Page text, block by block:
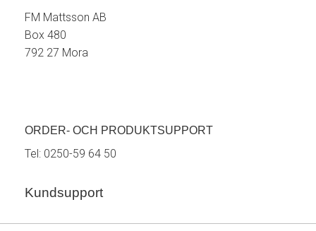
FM Mattsson AB
Box 480
792 27 Mora
ORDER- OCH PRODUKTSUPPORT
Tel: 0250-59 64 50
Kundsupport